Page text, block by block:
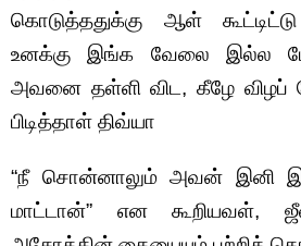
கொடுத்ததுக்கு ஆள்
உனக்கு இங்க வேலை இல்ல
அவனை தள்ளி விட, கீழே
பிடித்தாள் திவ்யா
“நீ சொன்னாலும் அவன் இனி
மாட்டான்” என கூறியவள்,